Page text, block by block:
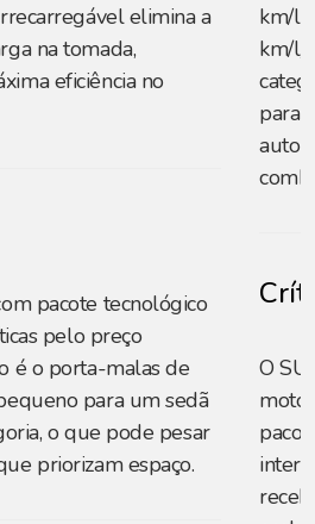
elimina a
na tomada,
eficiência no
pacote tecnológico
pelo preço
é o porta-malas de
para um sedã
o que pode pesar
priorizam espaço.
km/l
km/l,
para
O